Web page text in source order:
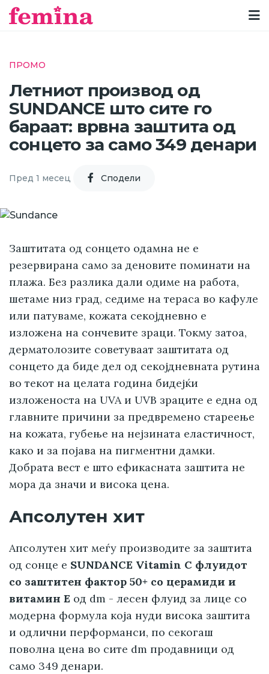
ПРОМО
Летниот производ од
SUNDANCE што сите го
бараат: врвна заштита од
сонцето за само 349 денари
Пред 1 месец Cподели
Заштитата од сонцето одамна не е
резервирана само за деновите поминати на
плажа. Без разлика дали одиме на работа,
шетаме низ град, седиме на тераса во кафуле
или патуваме, кожата секојдневно е
изложена на сончевите зраци. Токму затоа,
дерматолозите советуваат заштитата од
сонцето да биде дел од секојдневната рутина
во текот на целата година бидејќи
изложеноста на UVA и UVB зраците е една од
главните причини за предвремено стареење
на кожата, губење на нејзината еластичност,
како и за појава на пигментни дамки.
Добрата вест е што ефикасната заштита не
мора да значи и висока цена.
Апсолутен хит
Апсолутен хит меѓу производите за заштита
од сонце е SUNDANCE Vitamin C флуидот
со заштитен фактор 50+ со церамиди и
витамин Е од dm - лесен флуид за лице со
модерна формула која нуди висока заштита
и одлични перформанси, по секогаш
поволна цена во сите dm продавници од
само 349 денари.